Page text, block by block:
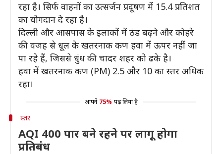
रहा है। सिर्फ वाहनों का उत्सर्जन प्रदूषण में 15.4 प्रतिशत
का योगदान दे रहा है।
दिल्ली और आसपास के इलाकों में ठंड बढ़ने और कोहरे
की वजह से धूल के खतरनाक कण हवा में ऊपर नहीं जा
पा रहे हैं, जिससे धुंध की चादर शहर को ढके है।
हवा में खतरनाक कण (PM) 2.5 और 10 का स्तर अधिक
रहा।
आपने 75% पढ़ लिया है
स्तर
AQI 400 पार बने रहने पर लागू होगा
प्रतिबंध